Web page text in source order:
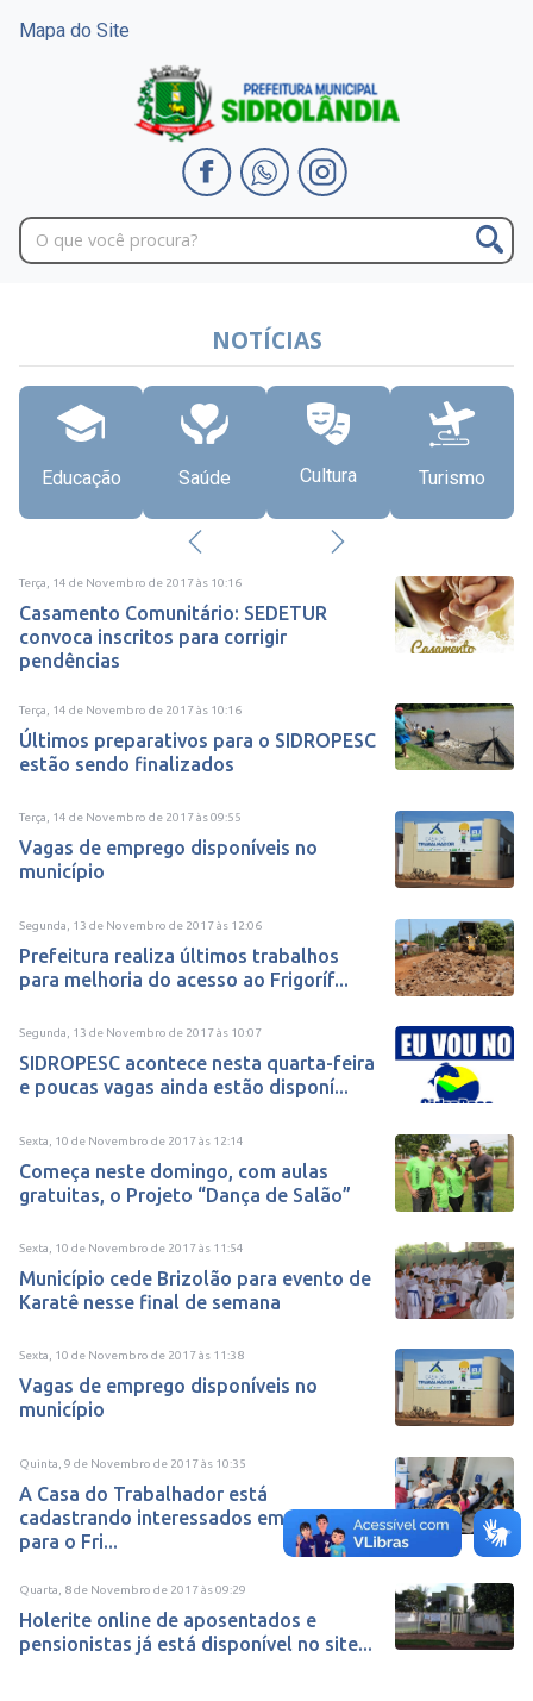
Mapa do Site
NOTÍCIAS
Educação Saúde Cultura Turismo
Terça, 14 de Novembro de 2017às 10:16
Casamento Comunitário: SEDETUR
convoca inscritos para corrigir
pendências
Terça, 14 de Novembro de 2017às 10:16
Últimos preparativos para o SIDROPESC
estão sendo finalizados
Terça, 14 de Novembro de 2017às09:55
Vagas de emprego disponíveis no
município
Segunda, 13 de Novembro de 2017às 12:06
Prefeitura realiza últimos trabalhos
para melhoria do acesso ao Frigoríf...
Segunda, 13 de Novembro de 2017às 10:07
SIDROPESC acontece nesta quarta-feira
e poucas vagas ainda estão disponí...
Sexta, 10 de Novembro de 2017às 12:14
Começa neste domingo, com aulas
gratuitas, o Projeto “Dança de Salão”
Sexta, 10 de Novembro de 2017às 11:54
Município cede Brizolão para evento de
Karatê nesse final de semana
Sexta, 10 de Novembro de 2017às 11:38
Vagas de emprego disponíveis no
município
Quinta, 9 de Novembro de 2017às 10:35
A Casa do Trabalhador está
cadastrando interessados em vagas
para o Fri...
Quarta, 8 de Novembro de 2017às09:29
Holerite online de aposentados e
pensionistas já está disponível no site...